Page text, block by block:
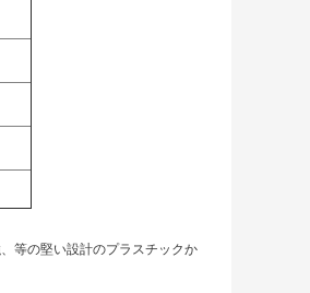
等の堅い設計のプラスチックか